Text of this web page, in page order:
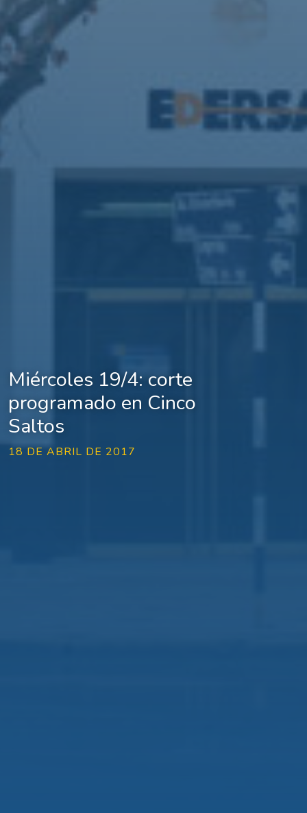
Miércoles 19/4: corte
programado en Cinco
Saltos
18 DE ABRIL DE 2017